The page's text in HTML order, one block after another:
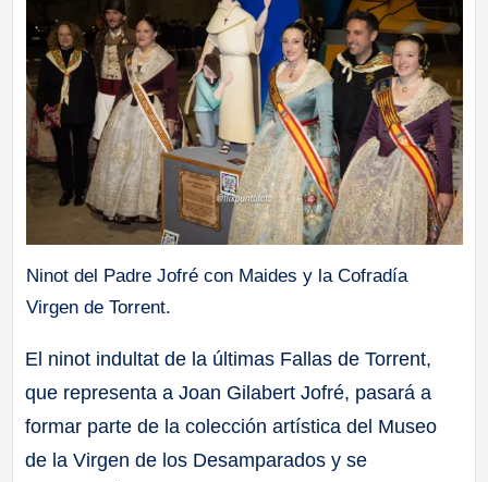
Ninot del Padre Jofré con Maides y la Cofradía
Virgen de Torrent.
El ninot indultat de la últimas Fallas de Torrent,
que representa a Joan Gilabert Jofré, pasará a
formar parte de la colección artística del Museo
de la Virgen de los Desamparados y se